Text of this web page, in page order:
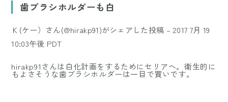
歯ブラシホルダーも白
Ｋ(ケー）さん(@hirakp91)がシェアした投稿 – 2017 7月 19
10:03午後 PDT
hirakp91さんは白化計画をするためにセリアへ。衛生的に
もよさそうな歯ブラシホルダーは一目で買いです。